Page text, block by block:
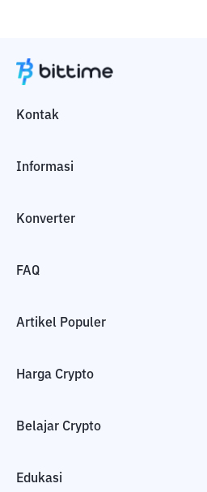
Kontak
Informasi
Konverter
FAQ
Artikel Populer
Harga Crypto
Belajar Crypto
Edukasi